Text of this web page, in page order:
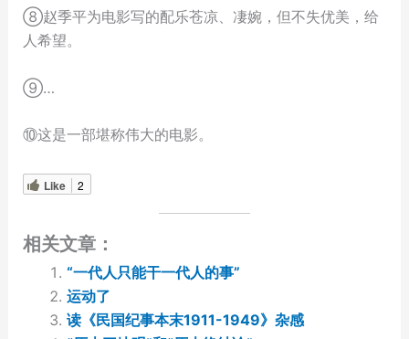
⑧赵季平为电影写的配乐苍凉、凄婉，但不失优美，给
人希望。
⑨…
⑩这是一部堪称伟大的电影。
Like 2
相关文章：
“一代人只能干一代人的事”
运动了
读《民国纪事本末1911-1949》杂感